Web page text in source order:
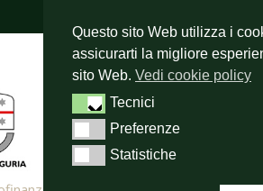
Questo sito Web utilizza i
assicurarti la migliore
sito Web. Vedi cookie policy
TecniciTecnici
PreferenzePreferenze
StatisticheStatistiche